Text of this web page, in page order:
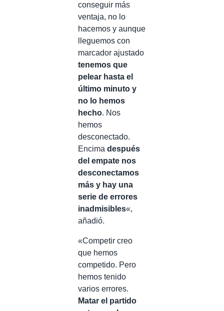
conseguir más
ventaja, no lo
hacemos y aunque
lleguemos con
marcador ajustado
tenemos que
pelear hasta el
último minuto y
no lo hemos
hecho. Nos
hemos
desconectado.
Encima después
del empate nos
desconectamos
más y hay una
serie de errores
inadmisibles«,
añadió.
«Competir creo
que hemos
competido. Pero
hemos tenido
varios errores.
Matar el partido